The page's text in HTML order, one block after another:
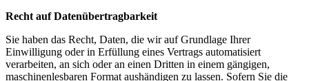
Recht auf Daten­übertrag­barkeit
Sie haben das Recht, Daten, die wir auf Grundlage Ihrer
Einwilligung oder in Erfüllung eines Vertrags automatisiert
verarbeiten, an sich oder an einen Dritten in einem gängigen,
maschinenlesbaren Format aushändigen zu lassen. Sofern Sie die